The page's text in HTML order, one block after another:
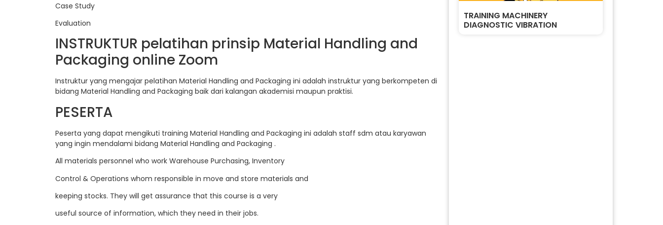
Case Study
Evaluation
INSTRUKTUR pelatihan prinsip Material Handling and
Packaging online Zoom
Instruktur yang mengajar pelatihan Material Handling and Packaging ini adalah instruktur yang berkompeten di
bidang Material Handling and Packaging baik dari kalangan akademisi maupun praktisi.
PESERTA
Peserta yang dapat mengikuti training Material Handling and Packaging ini adalah staff sdm atau karyawan
yang ingin mendalami bidang Material Handling and Packaging .
All materials personnel who work Warehouse Purchasing, Inventory
Control & Operations whom responsible in move and store materials and
keeping stocks. They will get assurance that this course is a very
useful source of information, which they need in their jobs.
TRAINING MACHINERY
DIAGNOSTIC VIBRATION